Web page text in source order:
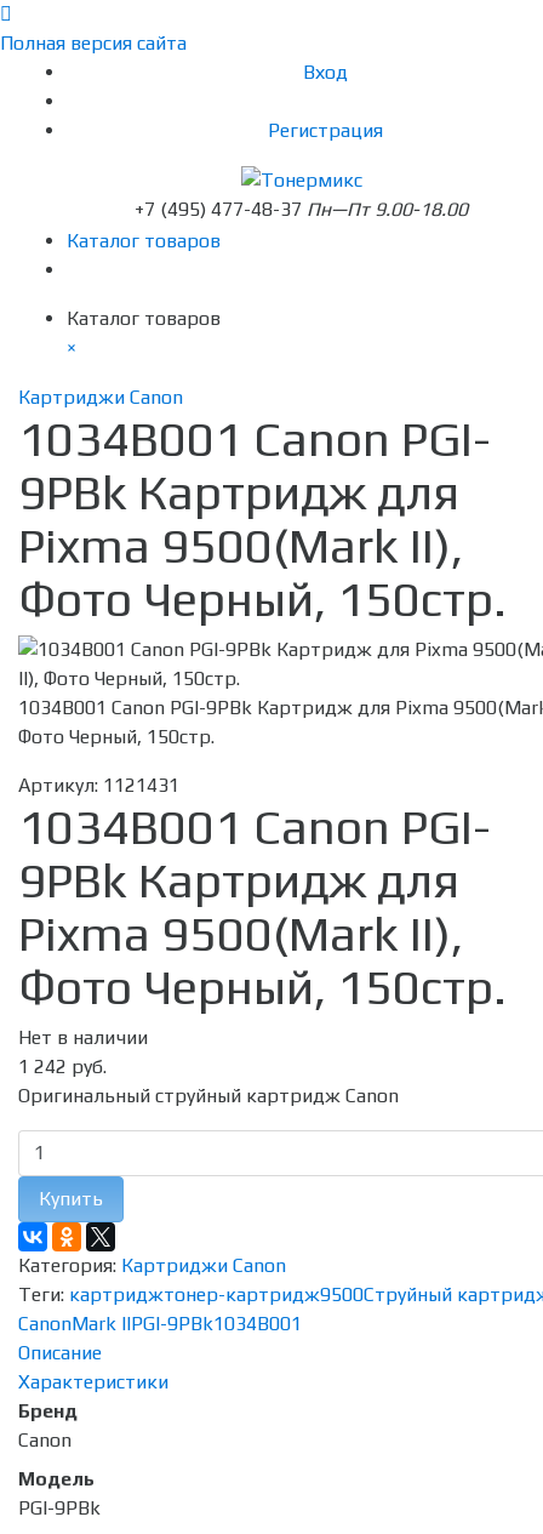
Полная версия сайта
Вход
Регистрация
+7 (495) 477-48-37 Пн—Пт 9.00-18.00
Каталог товаров
Каталог товаров
×
Картриджи Canon
1034B001 Canon PGI-
9PBk Картридж для
Pixma 9500(Mark II),
Фото Черный, 150стр.
1034B001 Canon PGI-9PBk Картридж для Pixma
Фото Черный, 150стр.
Артикул: 1121431
1034B001 Canon PGI-
9PBk Картридж для
Pixma 9500(Mark II),
Фото Черный, 150стр.
Нет в наличии
1 242 руб.
Оригинальный струйный картридж Canon
Купить
Категория: Картриджи Canon
Теги: картриджтонер-картридж9500Струйный
CanonMark IIPGI-9PBk1034B001
Описание
Характеристики
Бренд
Canon
Модель
PGI-9PBk